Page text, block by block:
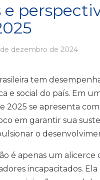
e
dezembro de 2024
tem
e social do país. Em
2025 se apresenta
em garantir sua
o
é apenas um
incapacitados.